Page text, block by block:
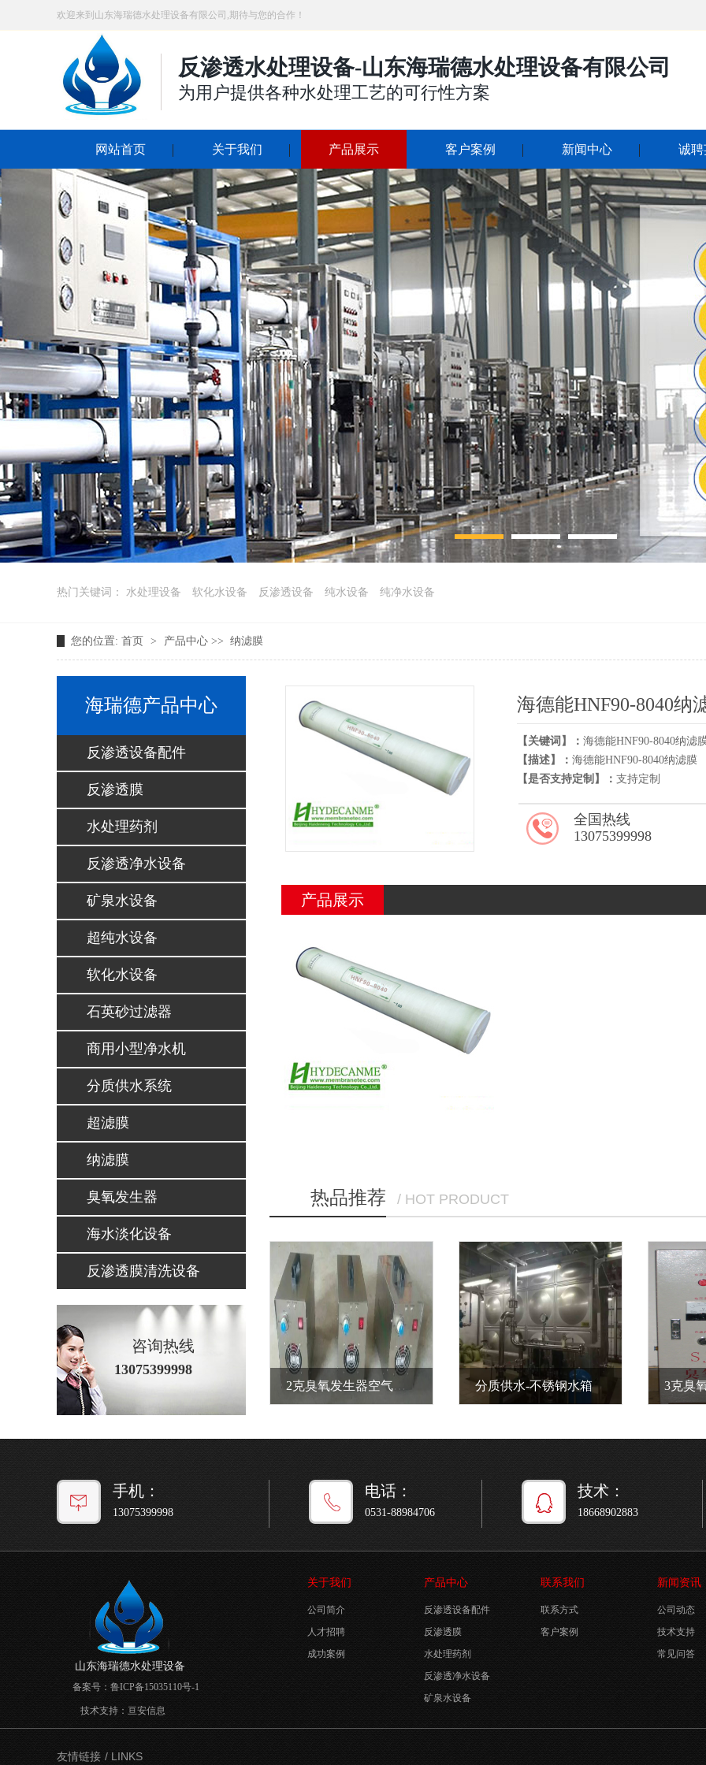
欢迎来到山东海瑞德水处理设备有限公司,期待与您的合作！
反渗透水处理设备-山东海瑞德水处理设备有限公司
为用户提供各种水处理工艺的可行性方案
网站首页 关于我们 产品展示 客户案例 新闻中心 诚
热门关键词： 水处理设备 软化水设备 反渗透设备 纯水设备 纯净水设备
您的位置: 首页 > 产品中心 >> 纳滤膜
海瑞德产品中心
反渗透设备配件
反渗透膜
水处理药剂
反渗透净水设备
矿泉水设备
超纯水设备
软化水设备
石英砂过滤器
商用小型净水机
分质供水系统
超滤膜
纳滤膜
臭氧发生器
海水淡化设备
反渗透膜清洗设备
咨询热线
13075399998
海德能HNF90-8040纳
【关键词】： 海德能HNF90-8040纳滤
【描述】： 海德能HNF90-8040纳滤膜
【是否支持定制】： 支持定制
全国热线
13075399998
产品展示
热品推荐 / HOT PRODUCT
2克臭氧发生器空气消毒型 分质供水-不锈钢水箱 3克臭
手机：
13075399998
电话：
0531-88984706
技术：
18668902883
山东海瑞德水处理设备
备案号： 鲁ICP备15035110号-1
技术支持： 亘安信息
关于我们
公司简介
人才招聘
成功案例
产品中心
反渗透设备配件
反渗透膜
水处理药剂
反渗透净水设备
矿泉水设备
联系我们
联系方式
客户案例
新闻资讯
公司动态
技术支持
常见问答
友情链接 / LINKS